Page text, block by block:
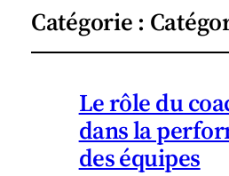
Catégorie :
Le rôle du
dans la
des équipes